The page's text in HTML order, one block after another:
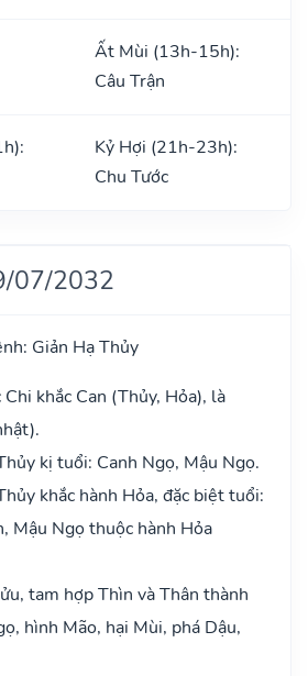
Ất Mùi (13h-15h):
Câu Trận
Kỷ Hợi (21h-23h):
Chu Tước
07/2032
Giản Hạ Thủy
khắc Can (Thủy, Hỏa), là
kị tuổi: Canh Ngọ, Mậu Ngọ.
khắc hành Hỏa, đặc biệt tuổi:
Mậu Ngọ thuộc hành Hỏa
tam hợp Thìn và Thân thành
hình Mão, hại Mùi, phá Dậu,